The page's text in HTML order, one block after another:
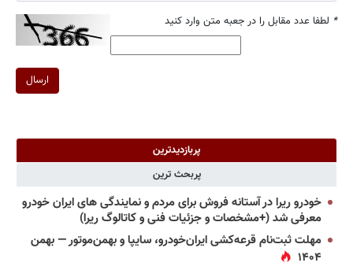
* لطفا عدد مقابل را در جعبه متن وارد کنید
ارسال
پربازدیدترین
پربحث ترین
خودرو ریرا در آستانه فروش برای مردم و نمایندگی های ایران خودرو
معرفی شد (+مشخصات و جزئیات فنی و کاتالوگ ریرا)
مهلت ثبت‌نام قرعه‌کشی ایران‌خودرو، سایپا و بهمن‌موتور — بهمن
۱۴۰۴